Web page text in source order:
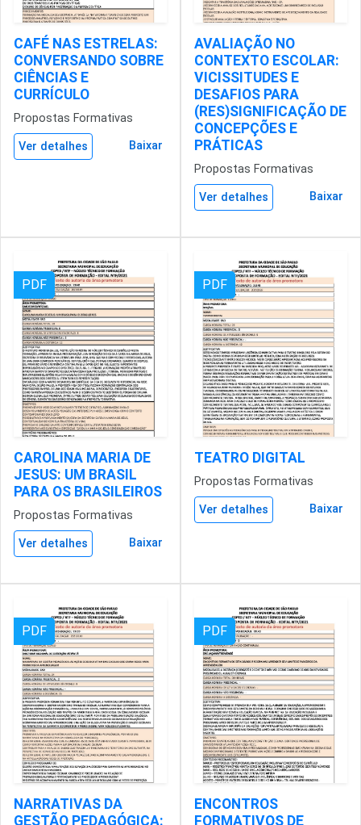
CAFÉ NAS ESTRELAS:
CONVERSANDO SOBRE
CIÊNCIAS E
CURRÍCULO
Propostas Formativas
Ver detalhes Baixar
AVALIAÇÃO NO
CONTEXTO ESCOLAR:
VICISSITUDES E
DESAFIOS PARA
(RES)SIGNIFICAÇÃO DE
CONCEPÇÕES E
PRÁTICAS
Propostas Formativas
Ver detalhes Baixar
PDF
CAROLINA MARIA DE
JESUS: UM BRASIL
PARA OS BRASILEIROS
Propostas Formativas
Ver detalhes Baixar
PDF
TEATRO DIGITAL
Propostas Formativas
Ver detalhes Baixar
PDF
NARRATIVAS DA
GESTÃO PEDAGÓGICA:
PDF
ENCONTROS
FORMATIVOS DE